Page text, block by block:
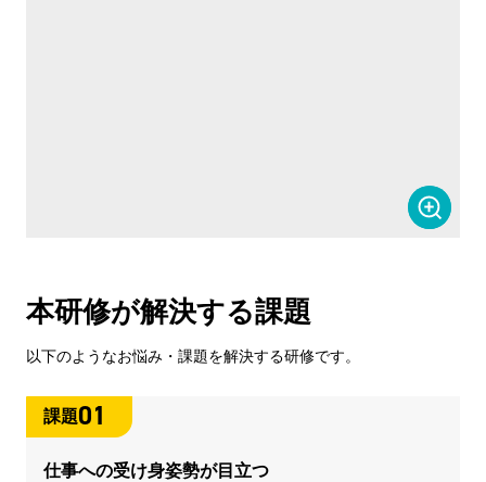
本研修が解決する課題
以下のようなお悩み・課題を解決する研修です。
課題01
仕事への受け身姿勢が目立つ